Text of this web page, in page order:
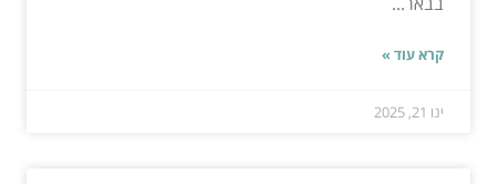
קרא עוד »
ינו 21, 2025